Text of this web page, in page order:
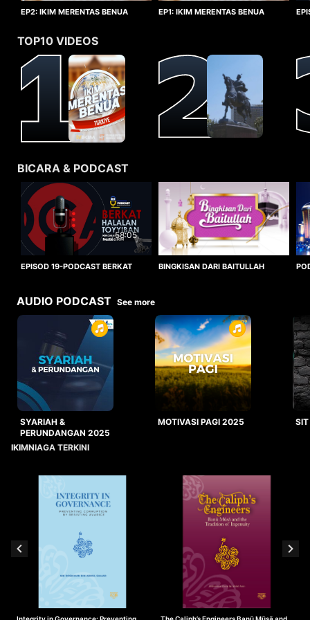
EP2: IKIM MERENTAS BENUA
EP1: IKIM MERENTAS BENUA
TOP10 VIDEOS
BICARA & PODCAST
58:05
EPISOD 19-PODCAST BERKAT
BINGKISAN DARI BAITULLAH
AUDIO PODCAST See more
SYARIAH &
PERUNDANGAN 2025
MOTIVASI PAGI 2025
IKIMNIAGA TERKINI